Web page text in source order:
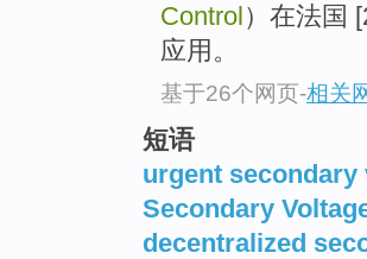
Control ）在法国
应用。
基于26个网页-相关
短语
urgent
Secondary
decentralized